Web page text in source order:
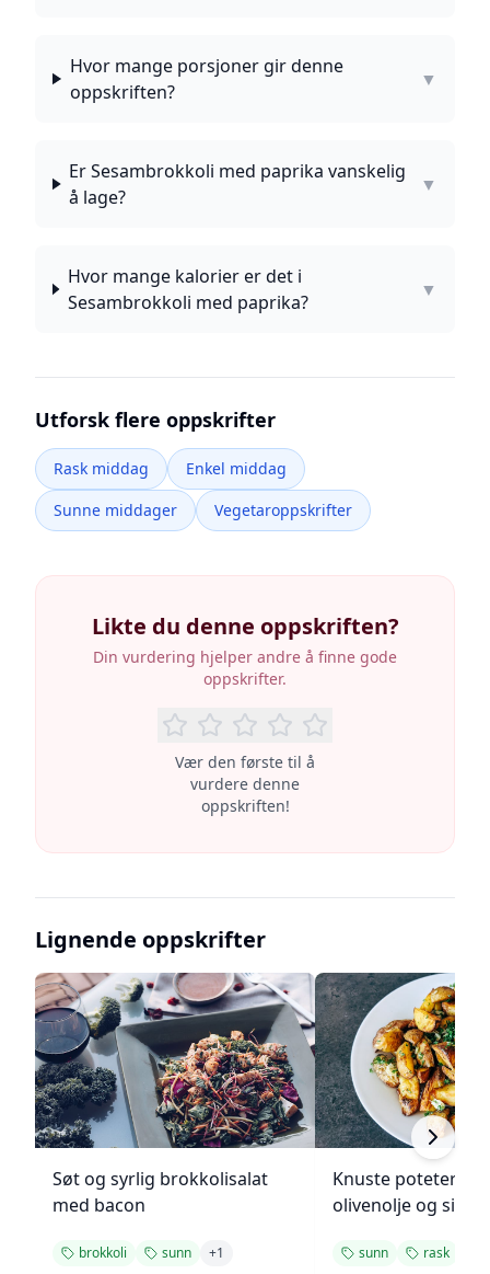
Hvor mange porsjoner gir denne
oppskriften?
▼
Er Sesambrokkoli med paprika vanskelig
å lage?
▼
Hvor mange kalorier er det i
Sesambrokkoli med paprika?
▼
Utforsk flere oppskrifter
Rask middag
Enkel middag
Sunne middager
Vegetaroppskrifter
Likte du denne oppskriften?
Din vurdering hjelper andre å finne gode
oppskrifter.
Vær den første til å
vurdere denne
oppskriften!
Lignende oppskrifter
Søt og syrlig brokkolisalat
med bacon
brokkoli sunn +1
Knuste poteter
olivenolje og sitron
sunn rask